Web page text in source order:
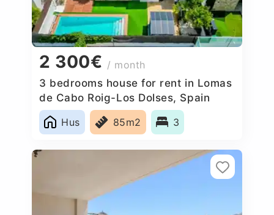
2 300€ / month
3 bedrooms house for rent in Lomas
de Cabo Roig-Los Dolses, Spain
Hus
85m2 3